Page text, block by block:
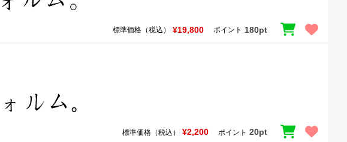
標準価格（税込） ¥19,800 ポイント 180pt
標準価格（税込） ¥2,200 ポイント 20pt